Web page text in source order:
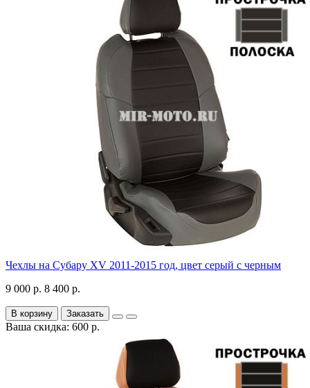
Чехлы на Субару XV 2011-2015 год, цвет серый с черным
9 000 р. 8 400 р.
В корзину Заказать
Ваша скидка: 600 р.